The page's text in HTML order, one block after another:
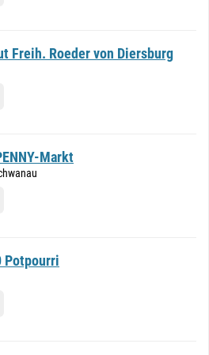
Freih. Roeder von Diersburg
Markt
Potpourri